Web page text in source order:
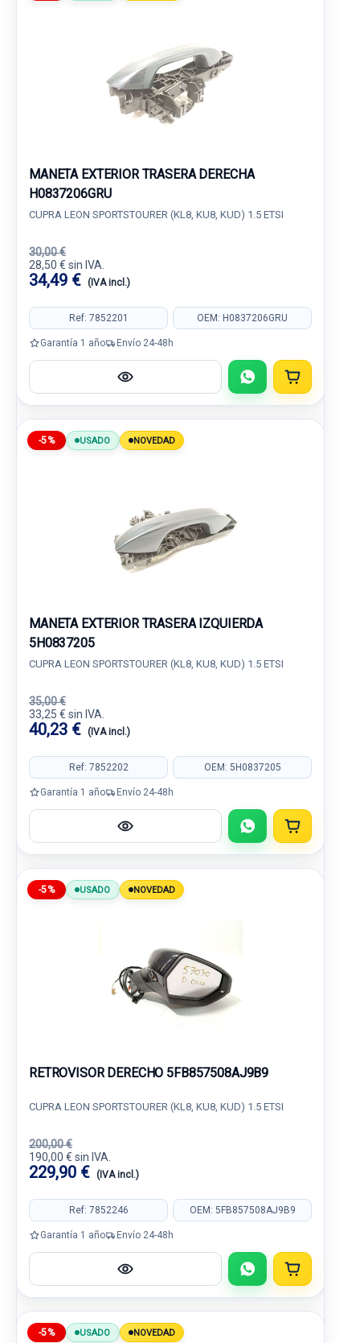
MANETA EXTERIOR TRASERA DERECHA
H0837206GRU
CUPRA LEON SPORTSTOURER (KL8, KU8, KUD) 1.5 ETSI
30,00 €
28,50 € sin IVA.
34,49 € (IVA incl.)
Ref: 7852201 OEM: H0837206GRU
Garantía 1 año Envío 24-48h
-5% USADO NOVEDAD
MANETA EXTERIOR TRASERA IZQUIERDA
5H0837205
CUPRA LEON SPORTSTOURER (KL8, KU8, KUD) 1.5 ETSI
35,00 €
33,25 € sin IVA.
40,23 € (IVA incl.)
Ref: 7852202 OEM: 5H0837205
Garantía 1 año Envío 24-48h
-5% USADO NOVEDAD
RETROVISOR DERECHO 5FB857508AJ9B9
CUPRA LEON SPORTSTOURER (KL8, KU8, KUD) 1.5 ETSI
200,00 €
190,00 € sin IVA.
229,90 € (IVA incl.)
Ref: 7852246 OEM: 5FB857508AJ9B9
Garantía 1 año Envío 24-48h
-5% USADO NOVEDAD